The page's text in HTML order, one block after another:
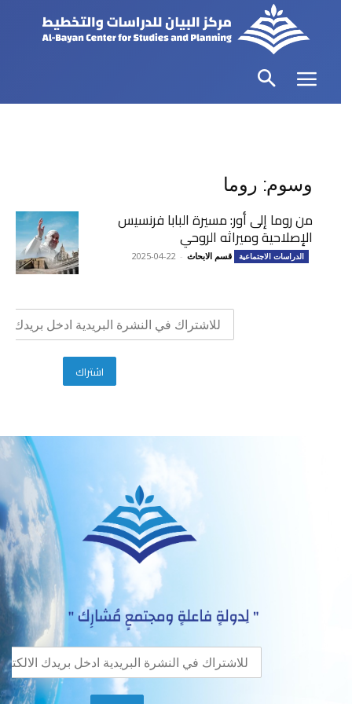
وسوم: روما
من روما إلى أور: مسيرة البابا فرنسيس
الإصلاحية وميراثه الروحي
الدراسات الاجتماعية قسم الابحاث -
2025-04-22